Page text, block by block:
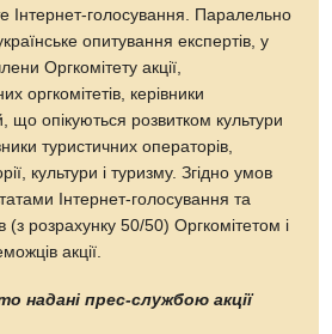
Інтернет-голосування. Паралельно
опитування експертів, у
Оргкомітету акції,
оргкомітетів, керівники
що опікуються розвитком культури
туристичних операторів,
культури і туризму. Згідно умов
Інтернет-голосування та
(з розрахунку 50/50) Оргкомітетом і
акції.
надані прес-службою акції